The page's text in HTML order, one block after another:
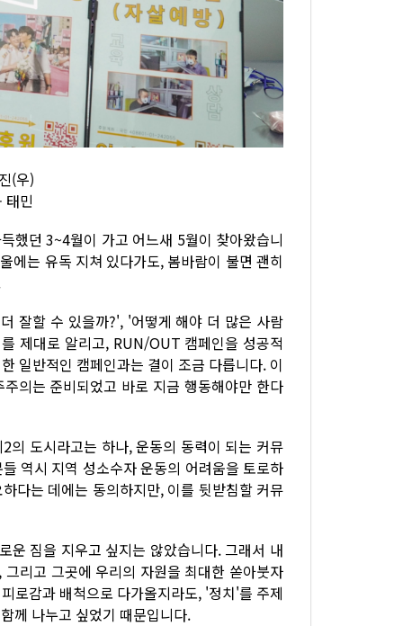
(우)
태민
했던 3~4월이 가고 어느새 5월이 찾아왔습니
에는 유독 지쳐 있다가도, 봄바람이 불면 괜히
잘할 수 있을까?', '어떻게 해야 더 많은 사람
제대로 알리고, RUN/OUT 캠페인을 성공적
일반적인 캠페인과는 결이 조금 다릅니다. 이
의는 준비되었고 바로 지금 행동해야만 한다
도시라고는 하나, 운동의 동력이 되는 커뮤
역시 지역 성소수자 운동의 어려움을 토로하
다는 데에는 동의하지만, 이를 뒷받침할 커뮤
운 짐을 지우고 싶지는 않았습니다. 그래서 내
리고 그곳에 우리의 자원을 최대한 쏟아붓자
로감과 배척으로 다가올지라도, '정치'를 주제
께 나누고 싶었기 때문입니다.